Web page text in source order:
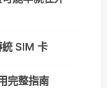
SIM 卡
完整指南